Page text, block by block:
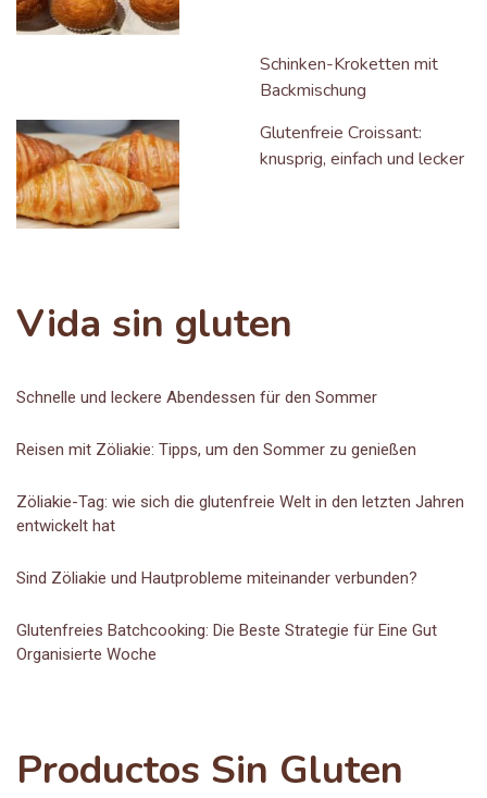
Schinken-Kroketten mit
Backmischung
Glutenfreie Croissant:
knusprig, einfach und lecker
Vida sin gluten
Schnelle und leckere Abendessen für den Sommer
Reisen mit Zöliakie: Tipps, um den Sommer zu genießen
Zöliakie-Tag: wie sich die glutenfreie Welt in den letzten Jahren
entwickelt hat
Sind Zöliakie und Hautprobleme miteinander verbunden?
Glutenfreies Batchcooking: Die Beste Strategie für Eine Gut
Organisierte Woche
Productos Sin Gluten